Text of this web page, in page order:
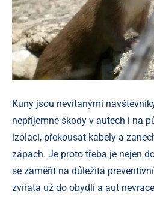
Kuny jsou nevítanými
nepříjemné škody v autech i na
izolaci, překousat kabely a
zápach. Je proto třeba je nejen
se zaměřit na důležitá
zvířata už do obydlí a aut